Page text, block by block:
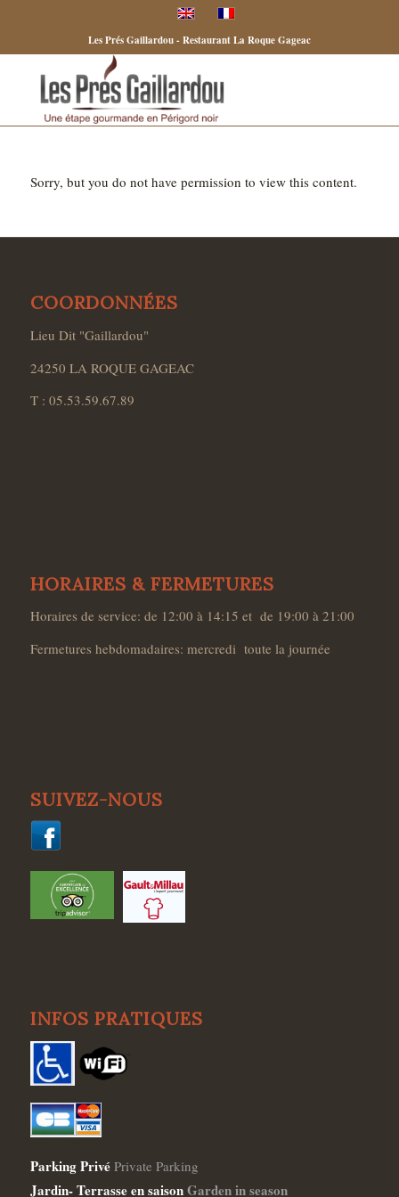
Les Prés Gaillardou - Restaurant La Roque Gageac
Sorry, but you do not have permission to view this content.
COORDONNÉES
Lieu Dit "Gaillardou"
24250 LA ROQUE GAGEAC
T : 05.53.59.67.89
HORAIRES & FERMETURES
Horaires de service: de 12:00 à 14:15 et de 19:00 à 21:00
Fermetures hebdomadaires: mercredi toute la journée
SUIVEZ-NOUS
INFOS PRATIQUES
Parking Privé Private Parking
Jardin- Terrasse en saisonGarden in season